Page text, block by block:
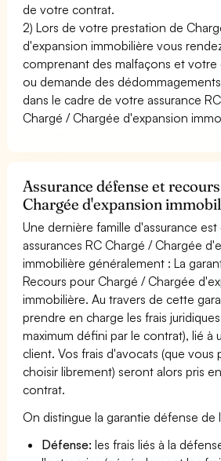
de votre contrat.
2) Lors de votre prestation de
d'expansion immobilière vous
comprenant des malfaçons et
ou demande des
dans le cadre de votre assurance
Chargé / Chargée d'expansion
Assurance défense et
Chargée d'expansion
Une dernière famille d'assurance
assurances RC Chargé / Chargée
immobilière généralement : La
Recours pour Chargé / Chargée
immobilière. Au travers de cette
prendre en charge les frais
maximum défini par le contrat), lié à
client. Vos frais d'avocats (que vous
choisir librement) seront alors pris
contrat.
On distingue la garantie défense de
Défense: les frais liés à la